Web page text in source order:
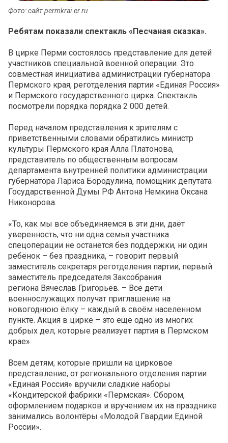
Фото: сайт permkrai.er.ru
Ребятам показали спектакль «Песчаная сказка».
В цирке Перми состоялось представление для детей
участников специальной военной операции. Это
совместная инициатива администрации губернатора
Пермского края, реготделения партии «Единая Россия»
и Пермского государственного цирка. Спектакль
посмотрели порядка порядка 2 000 детей.
Перед началом представления к зрителям с
приветственными словами обратились министр
культуры Пермского края Алла Платонова,
представитель по общественным вопросам
департамента внутренней политики администрации
губернатора Лариса Бородулина, помощник депутата
Государственной Думы РФ Антона Немкина Оксана
Никонорова.
«То, как мы все объединяемся в эти дни, даёт
уверенность, что ни одна семья участника
спецоперации не останется без поддержки, ни один
ребёнок – без праздника, – говорит первый
заместитель секретаря реготделения партии, первый
заместитель председателя Заксобрания
региона Вячеслав Григорьев. – Все дети
военнослужащих получат приглашение на
новогоднюю ёлку – каждый в своём населенном
пункте. Акция в цирке – это ещё одно из многих
добрых дел, которые реализует партия в Пермском
крае».
Всем детям, которые пришли на цирковое
представление, от регионального отделения партии
«Единая Россия» вручили сладкие наборы
«Кондитерской фабрики «Пермская». Сбором,
оформлением подарков и вручением их на празднике
занимались волонтёры «Молодой Гвардии Единой
России».